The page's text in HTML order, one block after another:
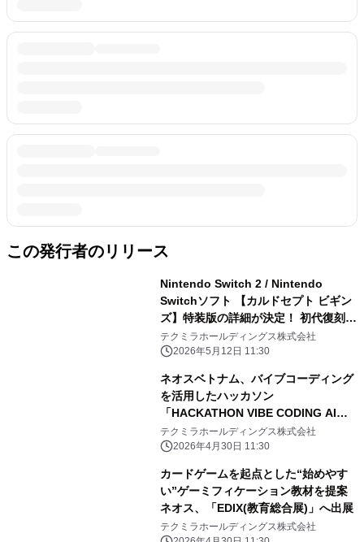
この発行者のリリース
Nintendo Switch 2 / Nintendo
Switchソフト 【カルドセプト ビギン
ズ】特装版の詳細が決定！ 初代復刻版
やカードブックなど豪華特典を同梱
テクミラホールディングス株式会社
2026年5月12日 11:30
ネオスベトナム、バイブコーディング
を活用したハッカソン
「HACKATHON VIBE CODING AI
2026」を開催！
テクミラホールディングス株式会社
2026年4月30日 11:30
カードゲームを起点とした“始めやす
い”ゲーミフィケーション教材を提案
ネオス、「EDIX(教育総合展)」へ出展
テクミラホールディングス株式会社